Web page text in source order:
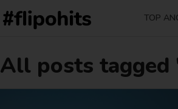
TOP
All posts